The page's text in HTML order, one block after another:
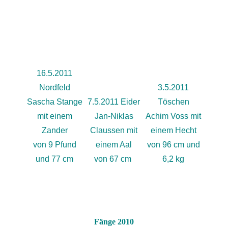
16.5.2011
Nordfeld
Sascha Stange
mit einem
Zander
von 9 Pfund
und 77 cm
7.5.2011 Eider
Jan-Niklas
Claussen mit
einem Aal
von 67 cm
3.5.2011
Töschen
Achim Voss mit
einem Hecht
von 96 cm und
6,2 kg
Fänge 2010